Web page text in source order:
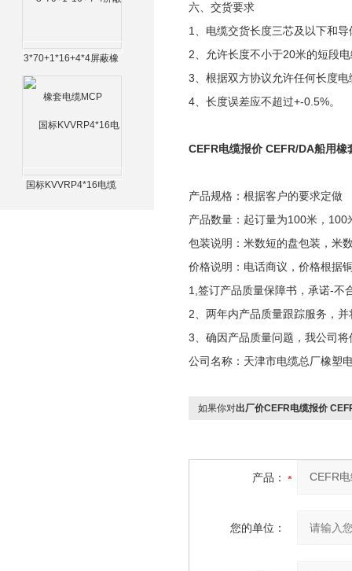
3*70+1*16+4*4屏蔽橡
国标KVVRP4*16电缆
六、交货要求
1、电缆交货长度三芯及以下和
2、允许长度不小于20米的短段
3、根据双方协议允许任何长度电
4、长度误差应不超过+-0.5%。
CEFR电缆报价 CEFR/DA船用橡
产品规格：根据客户的要求定做
产品数量：起订量为100米，100
包装说明：米数短的盘包装，米
价格说明：电话商议，价格根据
1,签订产品质量保障书，承诺-不
2、两年内产品质量跟踪服务，
3、确因产品质量问题，我公司
公司名称：天津市电缆总厂橡塑
如果你对出厂价CEFR电缆报价
产品：
您的单位：